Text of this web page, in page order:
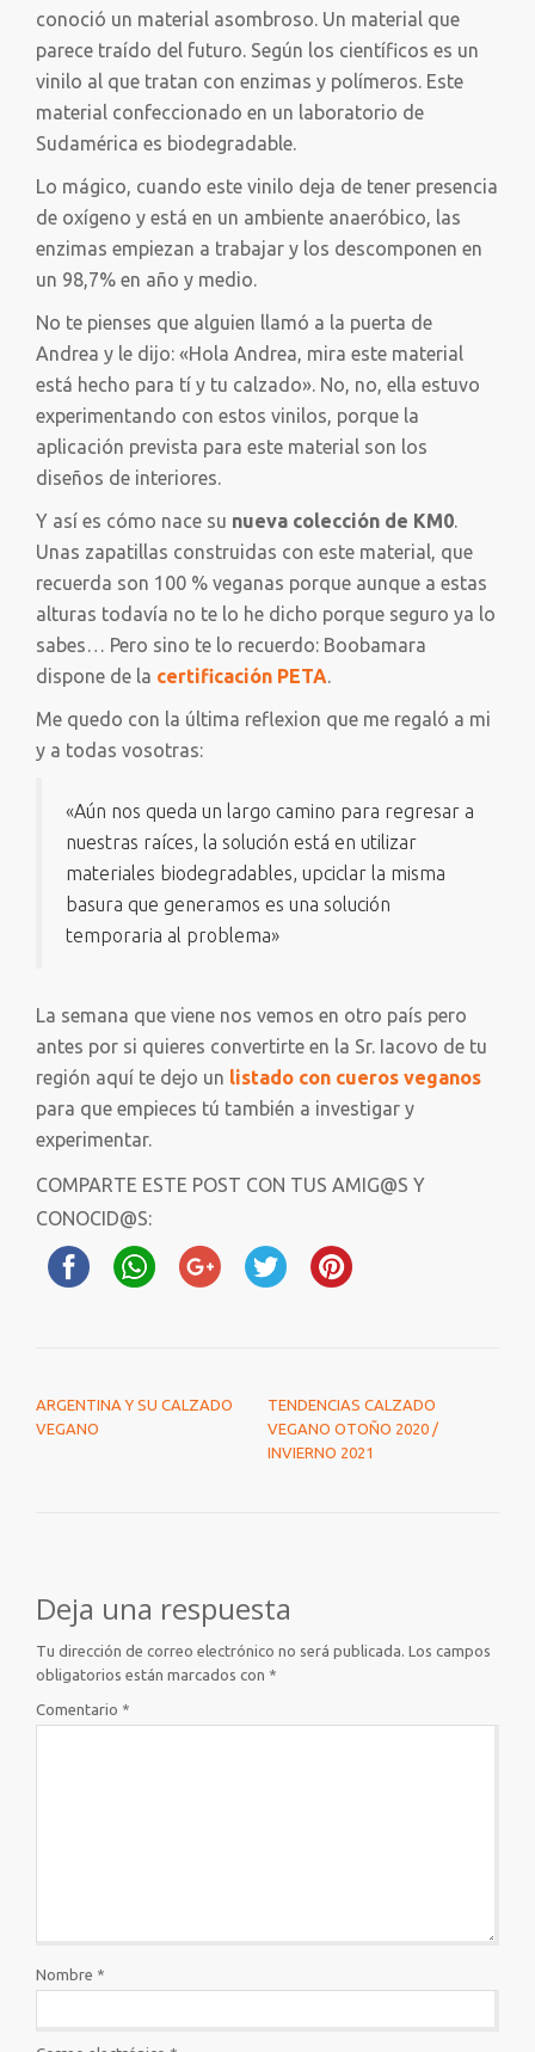
conoció un material asombroso. Un material que
parece traído del futuro. Según los científicos es un
vinilo al que tratan con enzimas y polímeros. Este
material confeccionado en un laboratorio de
Sudamérica es biodegradable.
Lo mágico, cuando este vinilo deja de tener presencia
de oxígeno y está en un ambiente anaeróbico, las
enzimas empiezan a trabajar y los descomponen en
un 98,7% en año y medio.
No te pienses que alguien llamó a la puerta de
Andrea y le dijo: «Hola Andrea, mira este material
está hecho para tí y tu calzado». No, no, ella estuvo
experimentando con estos vinilos, porque la
aplicación prevista para este material son los
diseños de interiores.
Y así es cómo nace su nueva colección de KM0.
Unas zapatillas construidas con este material, que
recuerda son 100 % veganas porque aunque a estas
alturas todavía no te lo he dicho porque seguro ya lo
sabes… Pero sino te lo recuerdo: Boobamara
dispone de la certificación PETA.
Me quedo con la última reflexion que me regaló a mi
y a todas vosotras:
«Aún nos queda un largo camino para regresar a
nuestras raíces, la solución está en utilizar
materiales biodegradables, upciclar la misma
basura que generamos es una solución
temporaria al problema»
La semana que viene nos vemos en otro país pero
antes por si quieres convertirte en la Sr. Iacovo de tu
región aquí te dejo un listado con cueros veganos
para que empieces tú también a investigar y
experimentar.
COMPARTE ESTE POST CON TUS AMIG@S Y
CONOCID@S:
ARGENTINA Y SU CALZADO
VEGANO
TENDENCIAS CALZADO
VEGANO OTOÑO 2020 /
INVIERNO 2021
Deja una respuesta
Tu dirección de correo electrónico no será publicada. Los campos
obligatorios están marcados con *
Comentario *
Nombre *